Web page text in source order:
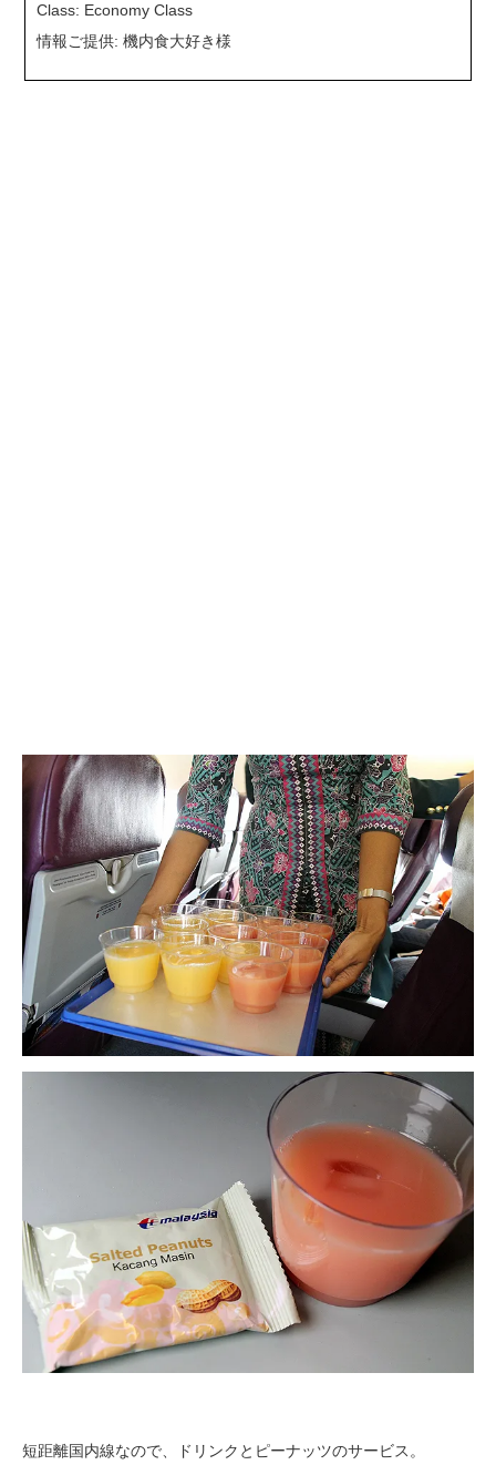
Class: Economy Class
情報ご提供: 機内食大好き様
短距離国内線なので、ドリンクとピーナッツのサービス。